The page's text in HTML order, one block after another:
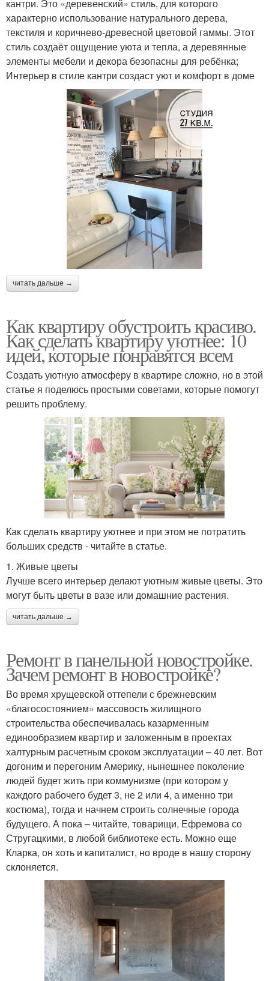
кантри. Это «деревенский» стиль, для которого
характерно использование натурального дерева,
текстиля и коричнево-древесной цветовой гаммы. Этот
стиль создаёт ощущение уюта и тепла, а деревянные
элементы мебели и декора безопасны для ребёнка;
Интерьер в стиле кантри создаст уют и комфорт в доме
читать дальше →
Как квартиру обустроить красиво.
Как сделать квартиру уютнее: 10
идей, которые понравятся всем
Создать уютную атмосферу в квартире сложно, но в этой
статье я поделюсь простыми советами, которые помогут
решить проблему.
Как сделать квартиру уютнее и при этом не потратить
больших средств - читайте в статье.
1. Живые цветы
Лучше всего интерьер делают уютным живые цветы. Это
могут быть цветы в вазе или домашние растения.
читать дальше →
Ремонт в панельной новостройке.
Зачем ремонт в новостройке?
Во время хрущевской оттепели с брежневским
«благосостоянием» массовость жилищного
строительства обеспечивалась казарменным
единообразием квартир и заложенным в проектах
халтурным расчетным сроком эксплуатации – 40 лет. Вот
догоним и перегоним Америку, нынешнее поколение
людей будет жить при коммунизме (при котором у
каждого рабочего будет 3, не 2 или 4, а именно три
костюма), тогда и начнем строить солнечные города
будущего. А пока – читайте, товарищи, Ефремова со
Стругацкими, в любой библиотеке есть. Можно еще
Кларка, он хоть и капиталист, но вроде в нашу сторону
склоняется.